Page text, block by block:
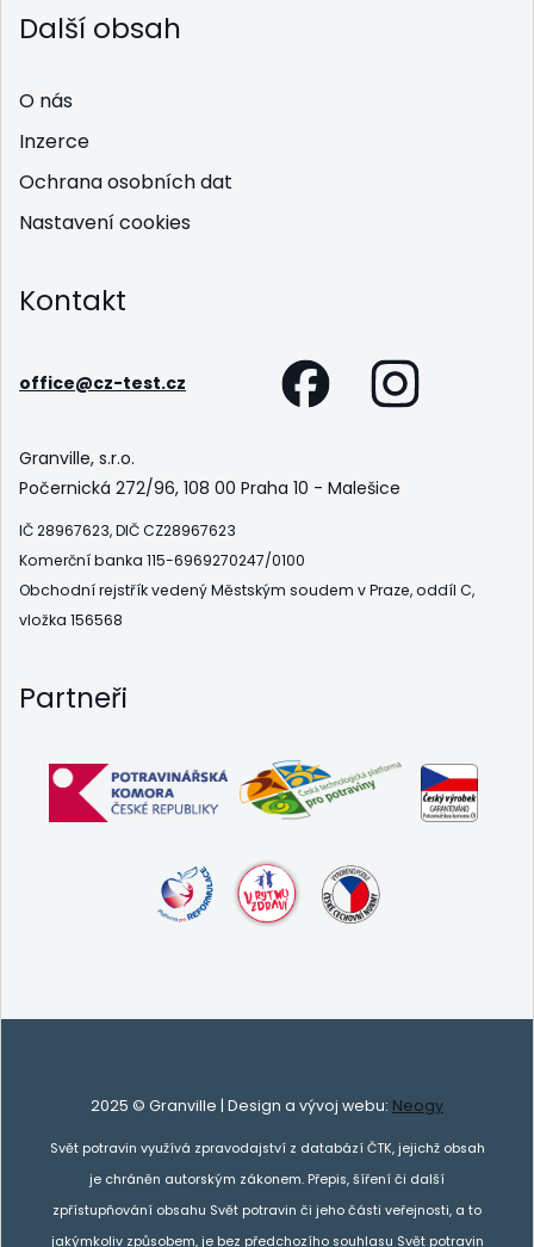
Další obsah
O nás
Inzerce
Ochrana osobních dat
Nastavení cookies
Kontakt
office@cz-test.cz
Granville, s.r.o.
Počernická 272/96, 108 00 Praha 10 - Malešice
IČ 28967623, DIČ CZ28967623
Komerční banka 115-6969270247/0100
Obchodní rejstřík vedený Městským soudem v Praze, oddíl C,
vložka 156568
Partneři
2025 © Granville | Design a vývoj webu: Neogy
Svět potravin využívá zpravodajství z databází ČTK, jejichž obsah
je chráněn autorským zákonem. Přepis, šíření či další
zpřístupňování obsahu Svět potravin či jeho části veřejnosti, a to
jakýmkoliv způsobem, je bez předchozího souhlasu Svět potravin